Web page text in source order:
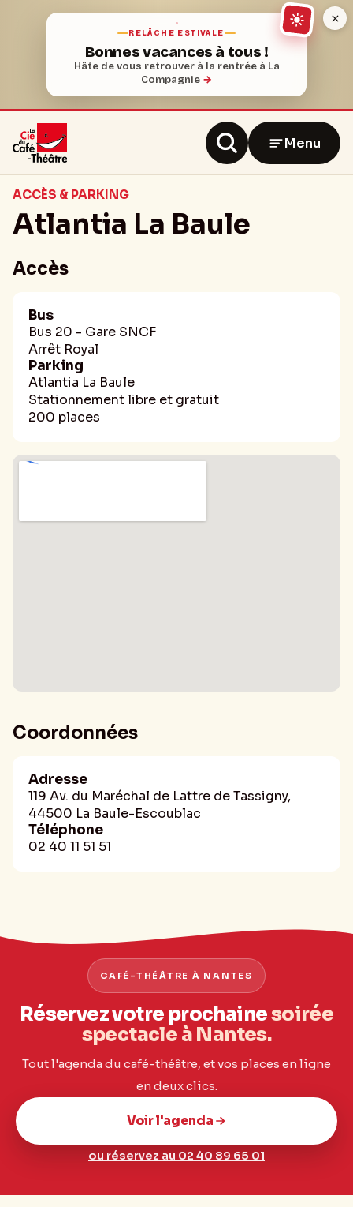
RELÂCHE ESTIVALE
Bonnes vacances à tous !
Hâte de vous retrouver à la rentrée à La
Compagnie →
Menu
ACCÈS & PARKING
Atlantia La Baule
Accès
Bus
Bus 20 - Gare SNCF
Arrêt Royal
Parking
Atlantia La Baule
Stationnement libre et gratuit
200 places
Coordonnées
Adresse
119 Av. du Maréchal de Lattre de Tassigny,
44500 La Baule-Escoublac
Téléphone
02 40 11 51 51
CAFÉ-THÉÂTRE À NANTES
Réservez votre prochainesoirée
spectacle à Nantes.
Tout l'agenda du café-théâtre, et vos places en ligne
en deux clics.
Voir l'agenda
ou réservez au 02 40 89 65 01